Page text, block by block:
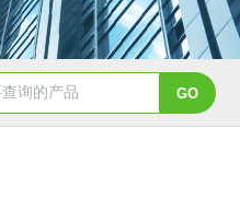
度绝缘防水接头 5353信